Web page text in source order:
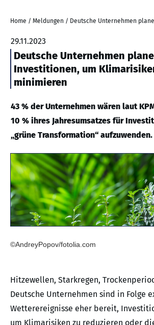
Home / Meldungen /
29.11.2023
Deutsche Unternehmen
Investitionen, um
minimieren
43 % der Unternehmen wären laut
10 % ihres Jahresumsatzes für
„grüne Transformation“ aufzuwenden.
©AndreyPopov/fotolia.com
Hitzewellen, Starkregen,
Deutsche Unternehmen sind in Folge
Wetterereignisse eher bereit,
um Klimarisiken zu reduzieren oder